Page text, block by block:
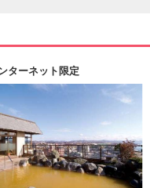
ターネット限定